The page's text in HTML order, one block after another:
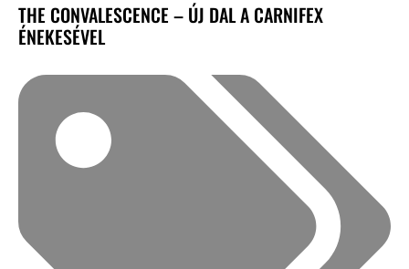
THE CONVALESCENCE – ÚJ DAL A CARNIFEX
ÉNEKESÉVEL